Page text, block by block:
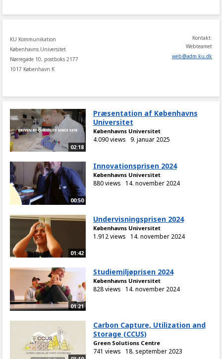
KU Kommunikation
Københavns Universitet
Nørregade 10, postboks 2177
1017 København K
Kontakt:
Webteamet
web@adm.ku.dk
02:18
Præsentation af Københavns
Universitet
Københavns Universitet
4.090 views 9. januar 2025
00:50
Innovationsprisen 2024
Københavns Universitet
880 views 14. november 2024
01:42
Undervisningsprisen 2024
Københavns Universitet
1.912 views 14. november 2024
01:21
Studiemiljøprisen 2024
Københavns Universitet
828 views 14. november 2024
Carbon Capture, Utilization and
Storage (CCUS)
Green Solutions Centre
741 views 18. september 2023